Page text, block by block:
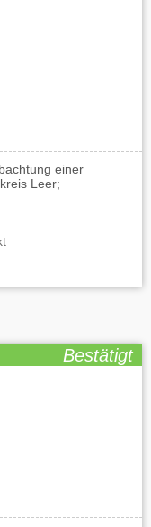
einer
Leer;
Bestätigt